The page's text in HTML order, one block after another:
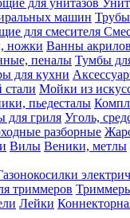
машин
для смесителя
ножки Ванны
пеналы Тумбы
для кухни
Мойки из
пьедесталы
для гриля Уголь,
разборные
Вилы Веники, метлы
триммеров
Лейки